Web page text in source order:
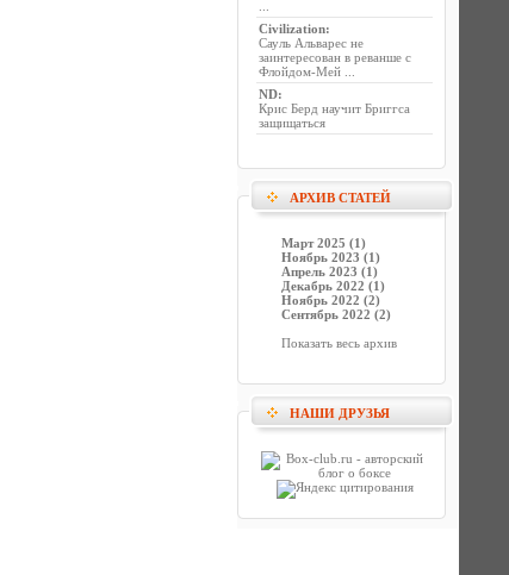
Civilization:
Сауль Альварес не
заинтересован в реванше с
Флойдом-Мей ...
ND:
Крис Берд научит Бриггса
защищаться
АРХИВ СТАТЕЙ
Март 2025 (1)
Ноябрь 2023 (1)
Апрель 2023 (1)
Декабрь 2022 (1)
Ноябрь 2022 (2)
Сентябрь 2022 (2)
Показать весь архив
НАШИ ДРУЗЬЯ